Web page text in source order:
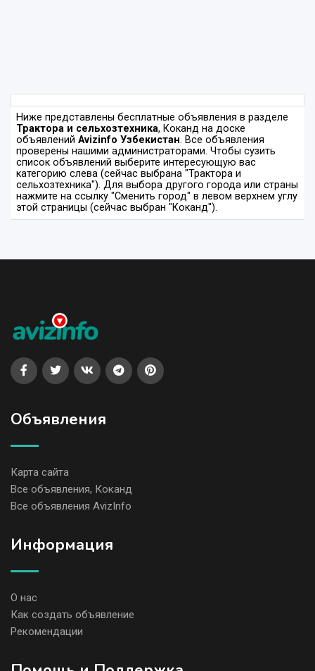
Ниже представлены бесплатные объявления в разделе
Трактора и сельхозтехника, Коканд на доске
объявлений Avizinfo Узбекистан. Все объявления
проверены нашими администраторами. Чтобы сузить
список объявлений выберите интересующую вас
категорию слева (сейчас выбрана "Трактора и
сельхозтехника"). Для выбора другого города или страны
нажмите на ссылку "Сменить город" в левом верхнем углу
этой страницы (сейчас выбран "Коканд").
Объявления
Карта сайта
Все объявления, Коканд
Все объявления AvizInfo
Информация
О нас
Как создать объявление
Рекомендации